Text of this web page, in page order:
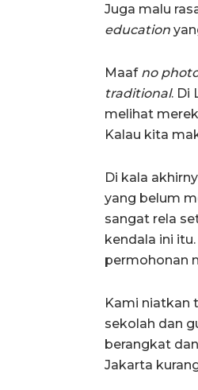
Juga malu
education
Maaf no
traditional. Di
melihat
Kalau kita
Di kala
yang belum
sangat rela
kendala ini
permohonan
Kami niatkan
sekolah dan
berangkat
Jakarta